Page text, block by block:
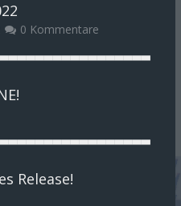
0 Kommentare
Release!